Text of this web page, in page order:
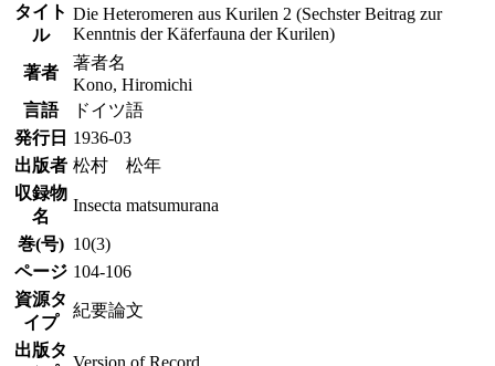
タイト
ル
Die Heteromeren aus Kurilen 2 (Sechster Beitrag zur
Kenntnis der Käferfauna der Kurilen)
著者
著者名
Kono, Hiromichi
言語
ドイツ語
発行日 1936-03
出版者 松村 松年
収録物
名
Insecta matsumurana
巻(号) 10(3)
ページ 104-106
資源タ
イプ
紀要論文
出版タ
Version of Record